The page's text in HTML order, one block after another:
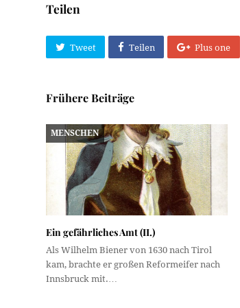
Teilen
Tweet Teilen Plus one
Frühere Beiträge
MENSCHEN
Ein gefährliches Amt (II.)
Als Wilhelm Biener von 1630 nach Tirol
kam, brachte er großen Reformeifer nach
Innsbruck mit.…